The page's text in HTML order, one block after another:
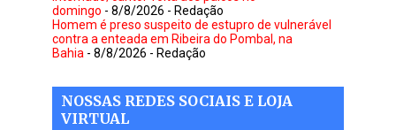
domingo - 8/8/2026 - Redação
Homem é preso suspeito de estupro de vulnerável
contra a enteada em Ribeira do Pombal, na
Bahia - 8/8/2026 - Redação
NOSSAS REDES SOCIAIS E LOJA
VIRTUAL